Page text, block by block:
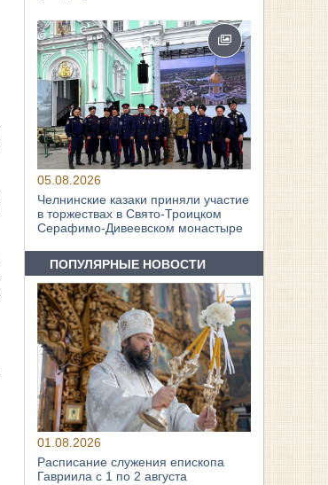
05.08.2026
Челнинские казаки приняли участие
в торжествах в Свято‑Троицком
Серафимо‑Дивеевском монастыре
ПОПУЛЯРНЫЕ НОВОСТИ
01.08.2026
Расписание служения епископа
Гавриила с 1 по 2 августа